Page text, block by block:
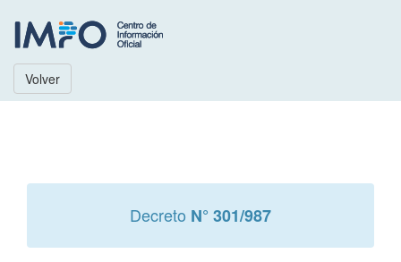
Volver
Decreto N° 301/987